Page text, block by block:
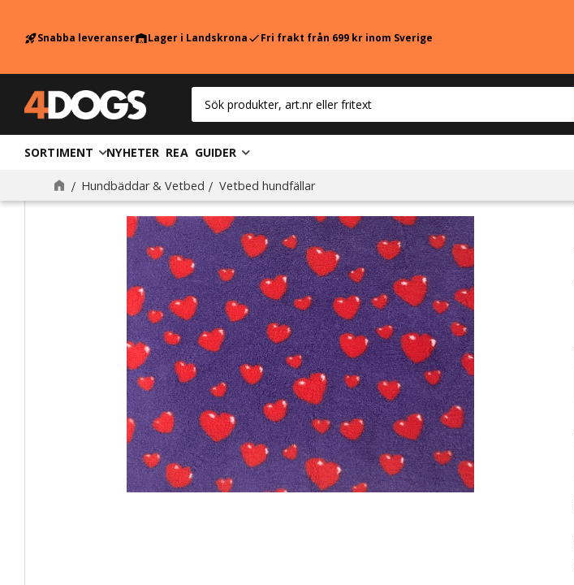
rocket_launchSnabba leveranserwarehouseLager i LandskronacheckFri frakt från 699 kr inom Sverige
SORTIMENT NYHETER REA GUIDER
Hundbäddar & Vetbed Vetbed hundfällar